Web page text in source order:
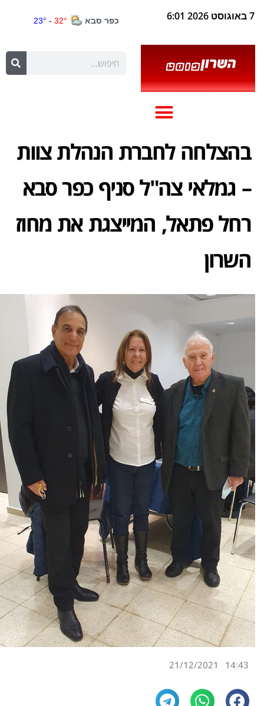
7 באוגוסט 2026 6:01
בהצלחה לחברת הנהלת צוות
– גמלאי צה"ל סניף כפר סבא
רחל פתאל, המייצגת את מחוז
השרון
14:43
21/12/2021